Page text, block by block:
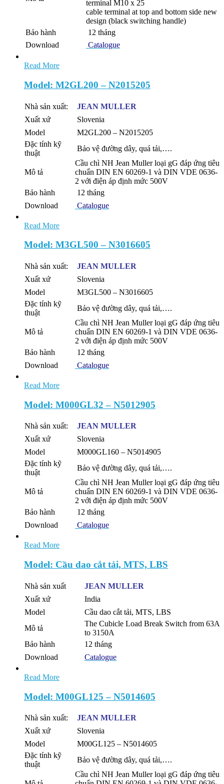
terminal M10 x 25
cable terminal at top and bottom side new
design (black switching handle)
Bảo hành
12 tháng
Download
Catalogue
Read More
Model: M2GL200 – N2015205
Nhà sản xuất:
JEAN MULLER
Xuất xứ
Slovenia
Model
M2GL200 – N2015205
Đặc tính kỹ
thuật
Bảo vệ đường dây, quá tải,….
Mô tả
Cầu chì NH Jean Muller loại gG đáp ứng tiêu
chuẩn DIN EN 60269-1 và DIN VDE 0636-
2 với điện áp định mức 500V
Bảo hành
12 tháng
Download
Catalogue
Read More
Model: M3GL500 – N3016605
Nhà sản xuất:
JEAN MULLER
Xuất xứ
Slovenia
Model
M3GL500 – N3016605
Đặc tính kỹ
thuật
Bảo vệ đường dây, quá tải,….
Mô tả
Cầu chì NH Jean Muller loại gG đáp ứng tiêu
chuẩn DIN EN 60269-1 và DIN VDE 0636-
2 với điện áp định mức 500V
Bảo hành
12 tháng
Download
Catalogue
Read More
Model: M000GL32 – N5012905
Nhà sản xuất:
JEAN MULLER
Xuất xứ
Slovenia
Model
M000GL160 – N5014905
Đặc tính kỹ
thuật
Bảo vệ đường dây, quá tải,….
Mô tả
Cầu chì NH Jean Muller loại gG đáp ứng tiêu
chuẩn DIN EN 60269-1 và DIN VDE 0636-
2 với điện áp định mức 500V
Bảo hành
12 tháng
Download
Catalogue
Read More
Model: Cầu dao cắt tải, MTS, LBS
Nhà sản xuất
JEAN MULLER
Xuất xứ
India
Model
Cầu dao cắt tải, MTS, LBS
Mô tả
The Cubicle Load Break Switch from 63A
to 3150A
Bảo hành
12 tháng
Download
Catalogue
Read More
Model: M00GL125 – N5014605
Nhà sản xuất:
JEAN MULLER
Xuất xứ
Slovenia
Model
M00GL125 – N5014605
Đặc tính kỹ
thuật
Bảo vệ đường dây, quá tải,….
Cầu chì NH Jean Muller loại gG đáp ứng tiêu